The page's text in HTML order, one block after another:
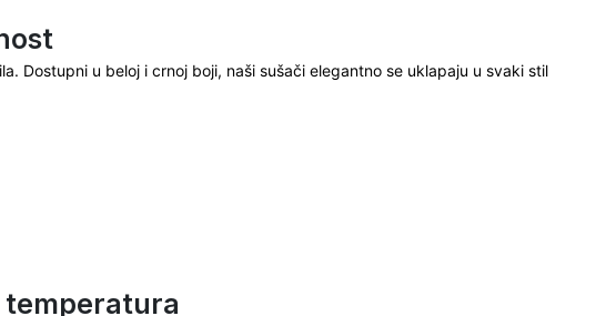
Dostupni u beloj i crnoj boji, naši sušači elegantno se uklapaju u svaki stil
temperatura